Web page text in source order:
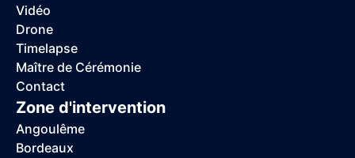
Vidéo
Drone
Timelapse
Maître de Cérémonie
Contact
Zone d'intervention
Angoulême
Bordeaux